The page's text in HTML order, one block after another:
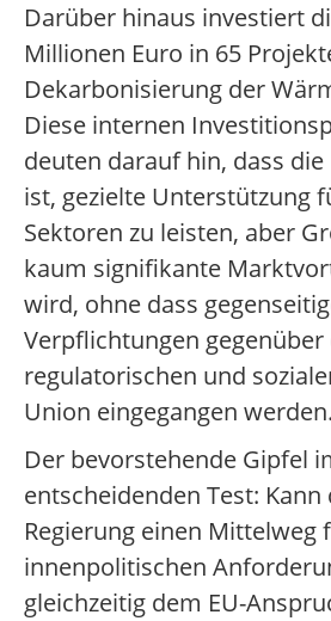
Darüber hinaus investiert
Millionen Euro in 65
Dekarbonisierung der
Diese internen
deuten darauf hin, dass
ist, gezielte Unterstützung
Sektoren zu leisten, aber
kaum signifikante
wird, ohne dass
Verpflichtungen gegenüber
regulatorischen und
Union eingegangen werden.
Der bevorstehende Gipfel
entscheidenden Test:
Regierung einen Mittelweg
innenpolitischen
gleichzeitig dem EU-